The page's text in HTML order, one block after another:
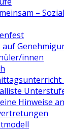
–
innen
Hinweise